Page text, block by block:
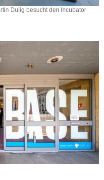
Dulig besucht den Incubator